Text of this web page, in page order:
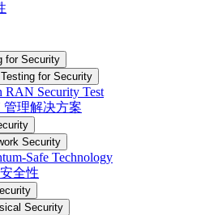
for Security
Testing for Security
RAN Security Test
管理解决方案
Security
Safe Technology
全性
Security